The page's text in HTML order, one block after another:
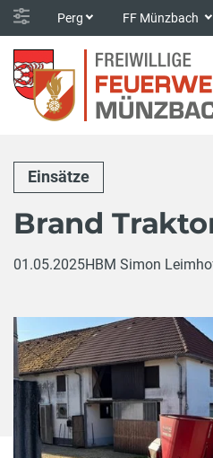
Perg FF Münzbach
Einsätze
Brand
01.05.2025HBM Simon